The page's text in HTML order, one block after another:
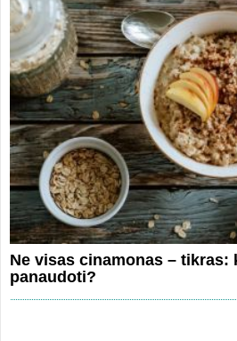
Ne visas cinamonas –
panaudoti?